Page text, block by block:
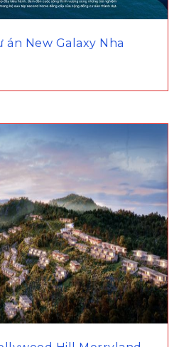
New Galaxy Nha